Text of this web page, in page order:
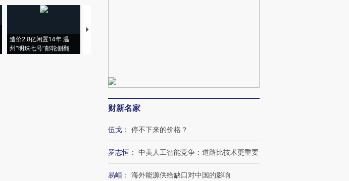
造价2.8亿闲置14年 温
州“明珠七号”邮轮侧翻
特朗普出席葬礼疑似打瞌
财新名家
伍戈 ： 停不下来的价格？
罗志恒 ： 中美人工智能竞争：道路比技术更重要
易峘 ： 海外能源供给缺口对中国的影响